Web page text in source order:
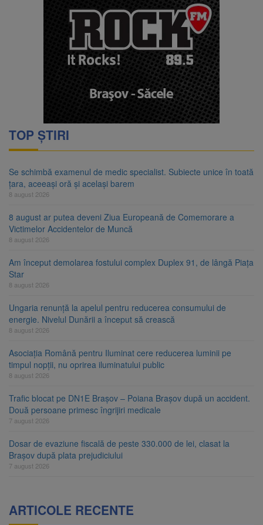
TOP ȘTIRI
Se schimbă examenul de medic specialist. Subiecte unice în toată
țara, aceeași oră și același barem
8 august 2026
8 august ar putea deveni Ziua Europeană de Comemorare a
Victimelor Accidentelor de Muncă
8 august 2026
Am început demolarea fostului complex Duplex 91, de lângă Piața
Star
8 august 2026
Ungaria renunță la apelul pentru reducerea consumului de
energie. Nivelul Dunării a început să crească
8 august 2026
Asociația Română pentru Iluminat cere reducerea luminii pe
timpul nopții, nu oprirea iluminatului public
8 august 2026
Trafic blocat pe DN1E Brașov – Poiana Brașov după un accident.
Două persoane primesc îngrijiri medicale
7 august 2026
Dosar de evaziune fiscală de peste 330.000 de lei, clasat la
Brașov după plata prejudiciului
7 august 2026
ARTICOLE RECENTE